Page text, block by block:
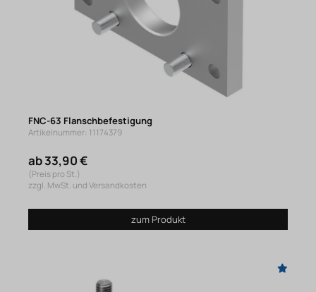
FNC-63 Flanschbefestigung
Artikelnummer: 11174379
ab 33,90 €
(Preis pro St.)
zzgl. MwSt. und Versandkosten
zum Produkt